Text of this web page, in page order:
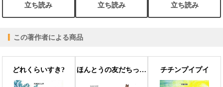
立ち読み 立ち読み 立ち読み
この著作者による商品
どれくらいすき? ほんとうの友だちって・・・ チチンプイプイ